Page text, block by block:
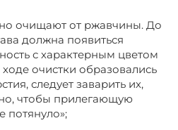
очищают от ржавчины. До
должна появиться
с характерным цветом
ходе очистки образовались
следует заварить их,
чтобы прилегающую
потянуло»;